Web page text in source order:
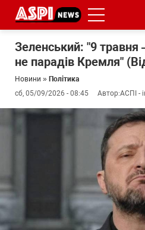
Зеленський: "9 травня
не парадів Кремля"
Новини » Політика
сб, 05/09/2026 - 08:45
Автор:АСПІ -
#ДФС